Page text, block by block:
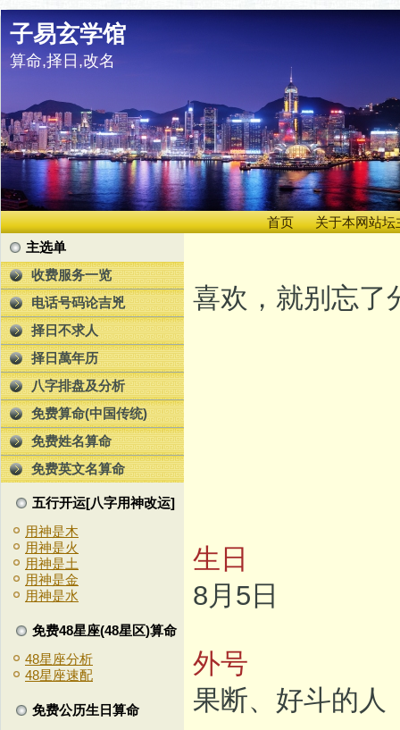
子易玄学馆
算命,择日,改名
首页
关于本网站坛
主选单
收费服务一览
电话号码论吉兇
择日不求人
择日萬年历
八字排盘及分析
免费算命(中国传统)
免费姓名算命
免费英文名算命
五行开运[八字用神改运]
用神是木
用神是火
用神是土
用神是金
用神是水
免费48星座(48星区)算命
48星座分析
48星座速配
免费公历生日算命
喜欢，就别忘了
生日
8月5日
外号
果断、好斗的人